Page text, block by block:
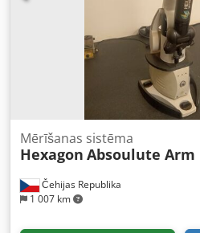
Čehijas Republika
1 007 km
Mērīšanas sistēma
Hexagon Absoulute Arm